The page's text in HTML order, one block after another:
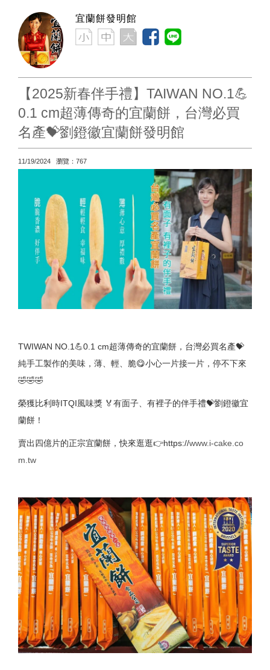
宜蘭餅發明館
【2025新春伴手禮】TAIWAN NO.1💪
0.1 cm超薄傳奇的宜蘭餅，台灣必買
名產💝劉鐙徽宜蘭餅發明館
11/19/2024 瀏覽：767
TWIWAN NO.1💪0.1 cm超薄傳奇的宜蘭餅，台灣必買名產💝
純手工製作的美味，薄、輕、脆😋小心一片接一片，停不下來
🤣🤣🤣
榮獲比利時ITQI風味獎 🏅有面子、有裡子的伴手禮💝劉鐙徽宜
蘭餅！
賣出四億片的正宗宜蘭餅，快來逛逛👉https://www.i-cake.co
m.tw